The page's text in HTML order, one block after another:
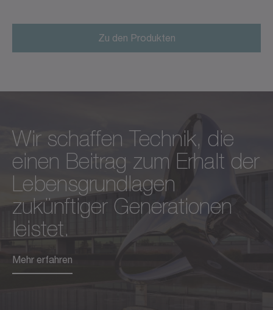
Zu den Produkten
Wir schaffen Technik, die
einen Beitrag zum Erhalt der
Lebensgrundlagen
zukünftiger Generationen
leistet.
Mehr erfahren
In den vergangenen
Jahrzehnten haben wir uns
ständig weiterentwickelt
und immer wieder neu
definiert. Dabei vergessen
wir nie, woher wir kommen.
Nachhaltiges und
gesellschaftlich
verantwortliches
Wirtschaften ist für uns ein
langfristiger Erfolgsfaktor
und Innovationstreiber.